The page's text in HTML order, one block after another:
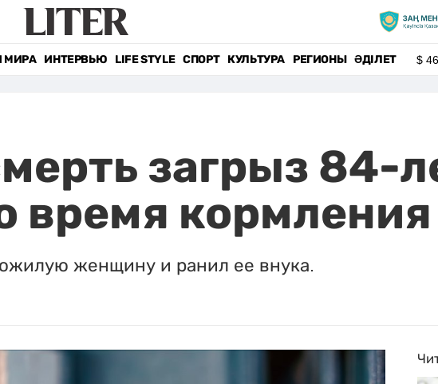
МИРА ИНТЕРВЬЮ LIFE STYLE СПОРТ КУЛЬТУРА РЕГИОНЫ ӘДІЛЕТ $
загрыз 84-
время кормления
женщину и ранил ее внука.